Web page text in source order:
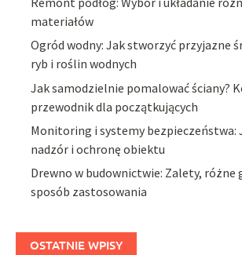
materiałów
Ogród wodny: Jak stworzyć przyjazne
ryb i roślin wodnych
Jak samodzielnie pomalować ściany?
przewodnik dla początkujących
Monitoring i systemy bezpieczeństwa:
nadzór i ochronę obiektu
Drewno w budownictwie: Zalety, różne
sposób zastosowania
OSTATNIE WPISY